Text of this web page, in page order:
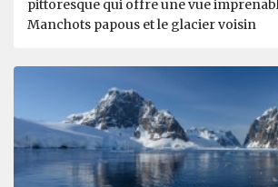
pittoresque qui offre une vue
Manchots papous et le glacier voisin